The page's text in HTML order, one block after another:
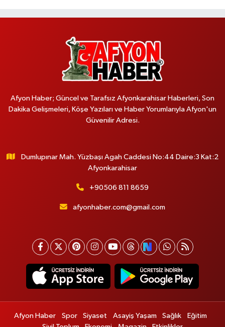
Afyon Haber; Güncel ve Tarafsız Afyonkarahisar Haberleri, Son
Dakika Gelişmeleri, Köşe Yazıları ve Haber Yorumlarıyla Afyon'un
Güvenilir Adresi.
Dumlupınar Mah. Yüzbaşı Agah Caddesi No:44 Daire:3 Kat:2
Afyonkarahisar
+90506 811 8659
afyonhaber.com@gmail.com
Afyon Haber Spor Siyaset Asayiş Yaşam Sağlık
Eğitim